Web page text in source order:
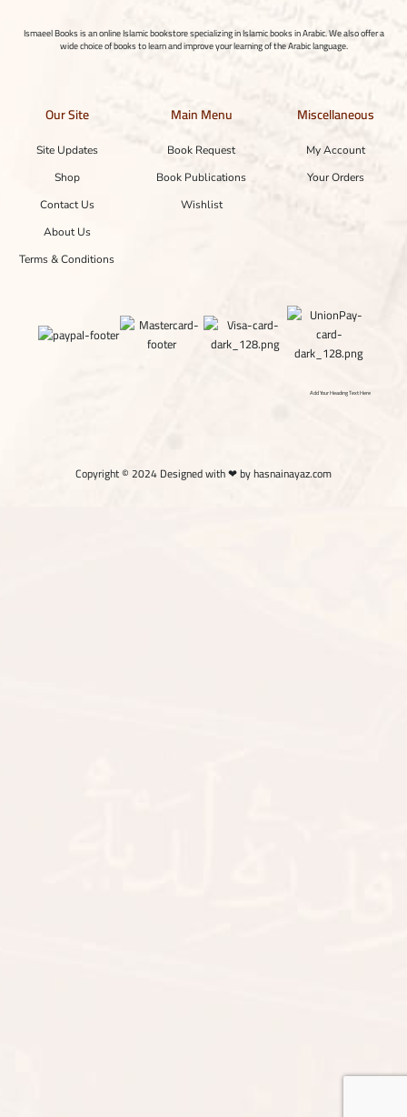
Ismaeel Books is an online Islamic bookstore specializing in Islamic books in Arabic. We also offer a
wide choice of books to learn and improve your learning of the Arabic language.
Our Site
Site Updates
Shop
Contact Us
About Us
Terms & Conditions
Main Menu
Book Request
Book Publications
Wishlist
Miscellaneous
My Account
Your Orders
Add Your Heading Text Here
Copyright © 2024 Designed with ❤ by hasnainayaz.com